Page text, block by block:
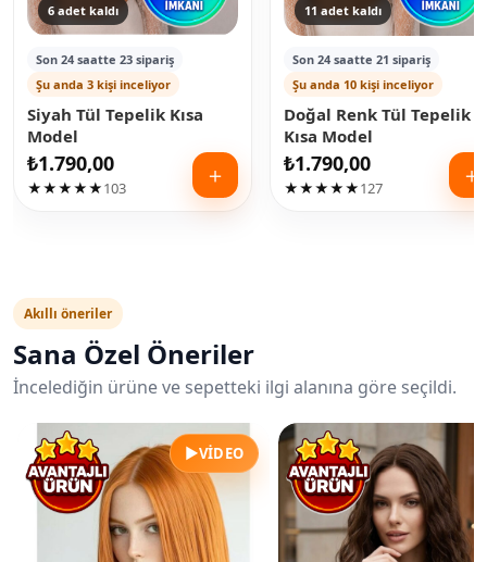
6 adet kaldı
Son 24 saatte 23 sipariş
Şu anda 3 kişi inceliyor
Siyah Tül Tepelik Kısa
Model
₺1.790,00
★★★★★103 ＋
11 adet kaldı
Son 24 saatte 21 sipariş
Şu anda 10 kişi inceliyor
Doğal Renk Tül Tepelik
Kısa Model
₺1.790,00
★★★★★127 ＋
Akıllı öneriler
Sana Özel Öneriler
İncelediğin ürüne ve sepetteki ilgi alanına göre seçildi.
▶VIDEO